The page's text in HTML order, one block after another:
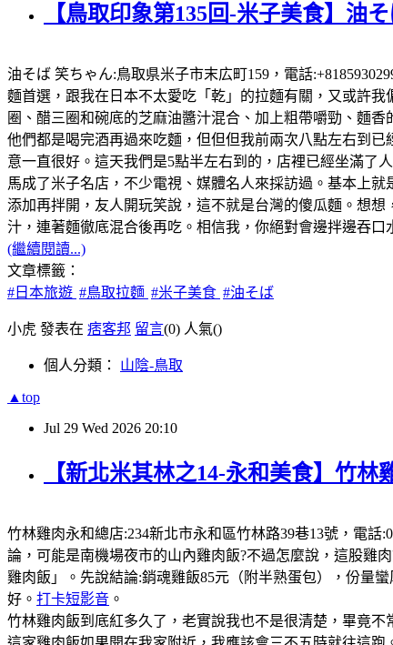
【鳥取印象第135回-米子美食】油
油そば 笑ちゃん:鳥取県米子市末広町159，電話
麵首選，跟我在日本不太愛吃「乾」的拉麵有關，又或許
圈、醋三圈和碗底的芝麻油醬汁混合、加上粗帶嚼勁、麵
他們都是喝完酒再過來吃麵，但但但我前兩次八點左右到
意一直很好。這天我們是5點半左右到的，店裡已經坐滿了
馬成了米子名店，不少電視、媒體名人來採訪過。基本上
添加再拌開，友人開玩笑說，這不就是台灣的傻瓜麵。想
汁，連著麵徹底混合後再吃。相信我，你絕對會邊拌邊吞
(繼續閱讀...)
文章標籤：
#日本旅遊 #鳥取拉麵 #米子美食 #油そば
小虎 發表在 痞客邦 留言(0) 人氣()
個人分類： 山陰-鳥取
▲top
Jul 29 Wed 2026 20:10
【新北米其林之14-永和美食】竹
竹林雞肉永和總店:234新北市永和區竹林路39巷13號，電話
論，可能是南機場夜市的山內雞肉飯?不過怎麼說，這股雞
雞肉飯」。先說結論:銷魂雞飯85元（附半熟蛋包），份量
好。 打卡短影音 。
竹林雞肉飯到底紅多久了，老實說我也不是很清楚，畢竟不